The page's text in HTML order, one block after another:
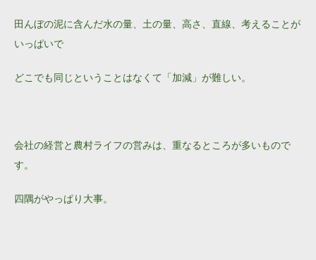
田んぼの泥に含んだ水の量、土の量、高さ、直線、考えることが
いっぱいで
どこでも同じということはなくて「加減」が難しい。
会社の経営と農村ライフの営みは、重なるところが多いもので
す。
四隅がやっぱり大事。